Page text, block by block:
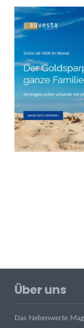
Über uns
Das Nebenwerte